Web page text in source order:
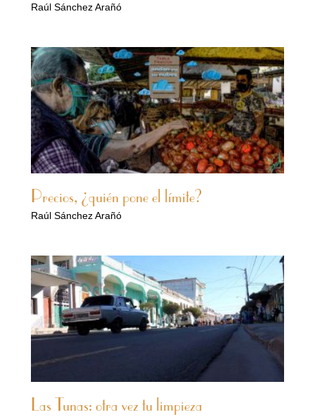
Raúl Sánchez Arañó
Precios, ¿quién pone el límite?
Raúl Sánchez Arañó
Las Tunas: otra vez tu limpieza